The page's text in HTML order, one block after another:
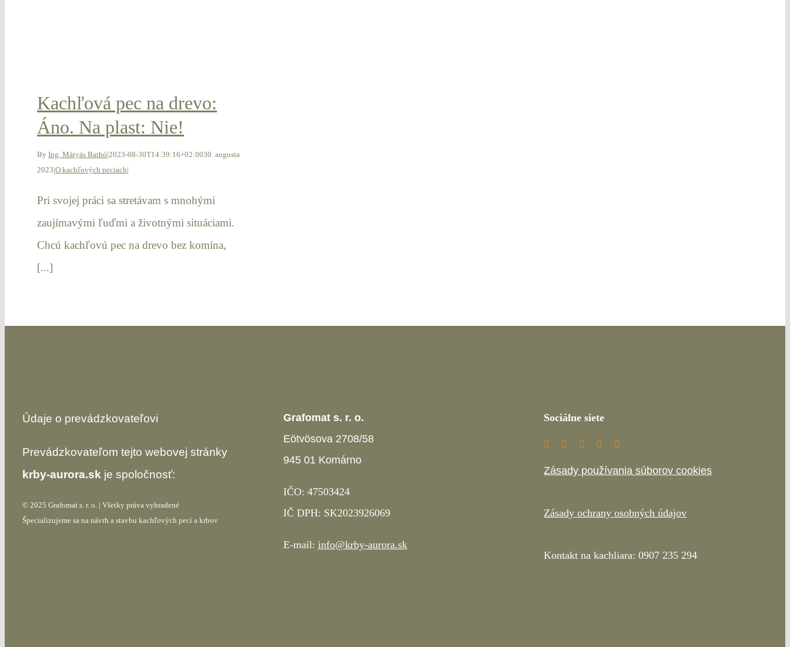
Kachľová pec na drevo:
Áno. Na plast: Nie!
By Ing. Mátyás Bathó|2023-08-30T14:39:16+02:0030. augusta
2023|O kachľových peciach|
Pri svojej práci sa stretávam s mnohými
zaujímavými ľuďmi a životnými situáciami.
Chcú kachľovú pec na drevo bez komína,
[...]
Údaje o prevádzkovateľovi
Prevádzkovateľom tejto webovej stránky
krby-aurora.sk je spoločnosť:
© 2025 Grafomat s. r. o. | Všetky práva vyhradené
Špecializujeme sa na návrh a stavbu kachľových pecí a krbov
Grafomat s. r. o.
Eötvösova 2708/58
945 01 Komárno
IČO: 47503424
IČ DPH: SK2023926069
E-mail: info@krby-aurora.sk
Sociálne siete
Zásady používania súborov cookies
Zásady ochrany osobných údajov
Kontakt na kachliara: 0907 235 294